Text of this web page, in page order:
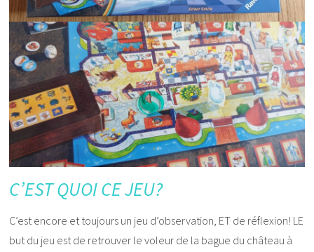
C’EST QUOI CE JEU?
C’est encore et toujours un jeu d’observation, ET de réflexion! LE
but du jeu est de retrouver le voleur de la bague du château à